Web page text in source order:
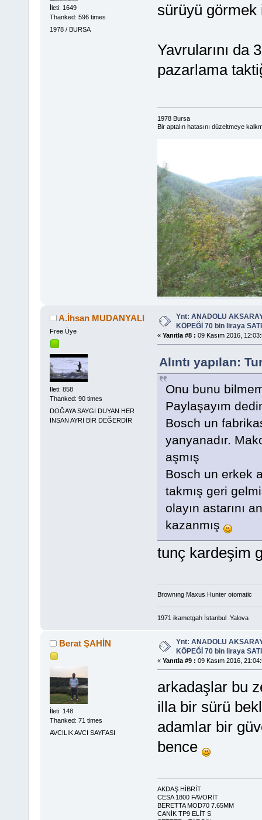
İleti: 1649
Thanked: 596 times
1978 / BURSA
sürüyü görmek
Yavrularını da
pazarlama
1978 Bursa
Bir aptalın hatasını düzeltmeye
A.İhsan MUDANYALI
Free Üye
İleti: 858
Thanked: 90 times
DOĞAYA SAYGI DUYAN HER
İNSAN AYRI BİR DEĞERDİR
Ynt: ANADOLU
KÖPEĞİ 70 bin liraya
« Yanıtla #8 : 09 Kasım 2016,
Alıntı yapılan:
Onu bunu
Paylaşayım
Bosch un
yanyanadır.
aşmış
Bosch un erkek
takmış geri
olayın astarını
kazanmış
tunç kardeşim
Brownıng Maxus Hunter otomatic
1971 ikametgah İstanbul .Yalova
Berat ŞAHİN
İleti: 148
Thanked: 71 times
AVCILIK AVCI SAYFASI
Ynt: ANADOLU
KÖPEĞİ 70 bin liraya
« Yanıtla #9 : 09 Kasım 2016,
arkadaşlar bu
illa bir sürü
adamlar bir
bence
AKDAŞ HİBRİT
CESA 1800 FAVORİT
BERETTA MOD70 7.65MM
CANİK TP9 ELİT S